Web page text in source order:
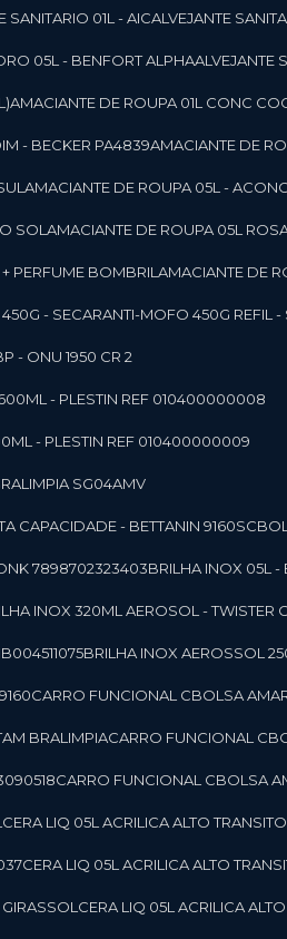
SANITARIO 01L - AIC ALVEJANTE
05L - BENFORT ALPHA
AMACIANTE DE ROUPA 01L CONC
- BECKER PA4839 AMACIANTE DE
AMACIANTE DE ROUPA 05L -
SOL AMACIANTE DE ROUPA 05L
PERFUME BOMBRIL AMACIANTE DE
450G - SECAR ANTI-MOFO 450G REFIL -
- ONU 1950 CR 2
600ML - PLESTIN REF 010400000008
- PLESTIN REF 010400000009
SG04AMV
CAPACIDADE - BETTANIN 9160SC
7898702323403 BRILHA INOX 05L
INOX 320ML AEROSOL - TWISTER
BRILHA INOX AEROSSOL
CARRO FUNCIONAL CBOLSA
BRALIMPIA CARRO FUNCIONAL
CARRO FUNCIONAL CBOLSA
CERA LIQ 05L ACRILICA ALTO
CERA LIQ 05L ACRILICA ALTO
CERA LIQ 05L ACRILICA